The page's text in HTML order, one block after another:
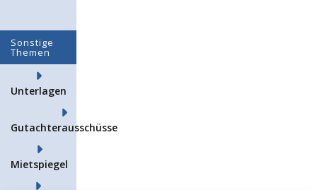
Sonstige
Themen
Unterlagen
Gutachterausschüsse
Mietspiegel